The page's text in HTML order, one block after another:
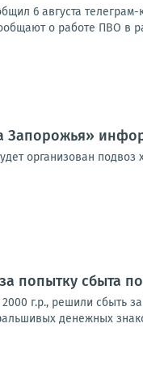
6 августа
о работе ПВО в
Запорожья»
организован
попытку сбыта
г.р., решили
денежных